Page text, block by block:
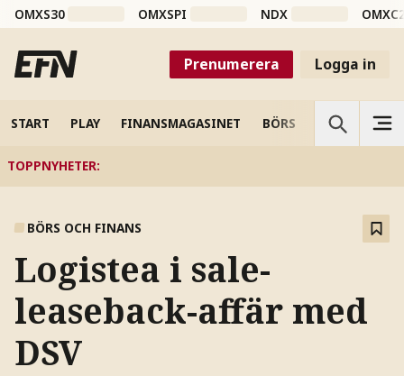
OMXS30 OMXSPI NDX
Prenumerera Logga in
START PLAY FINANSMAGASINET BÖRS VETENSKAP
TOPPNYHETER:
BÖRS OCH FINANS
Logistea i sale-
leaseback-affär med
DSV